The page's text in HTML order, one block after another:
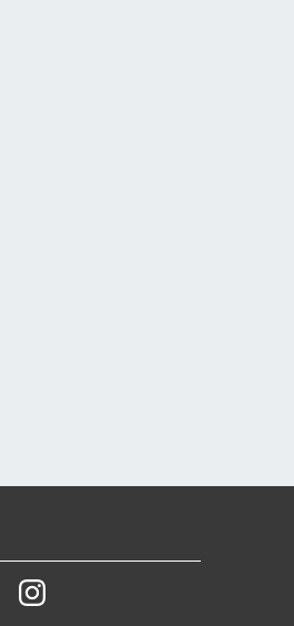
YoutubeInstagram